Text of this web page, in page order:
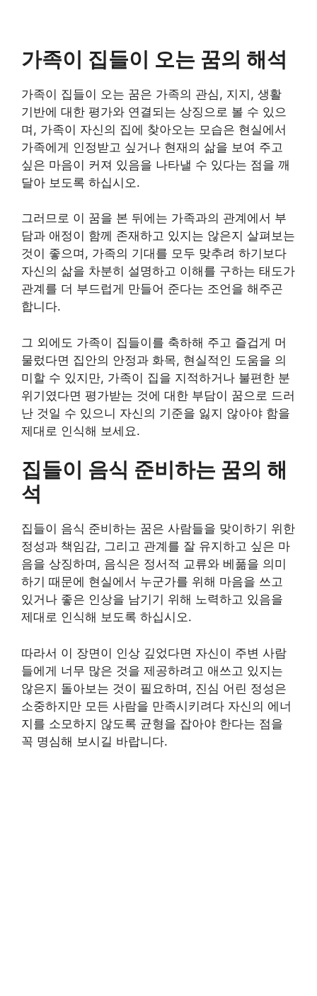
가족이 집들이 오는 꿈의 해석
가족이 집들이 오는 꿈은 가족의 관심, 지지, 생활
기반에 대한 평가와 연결되는 상징으로 볼 수 있으
며, 가족이 자신의 집에 찾아오는 모습은 현실에서
가족에게 인정받고 싶거나 현재의 삶을 보여 주고
싶은 마음이 커져 있음을 나타낼 수 있다는 점을 깨
달아 보도록 하십시오.
그러므로 이 꿈을 본 뒤에는 가족과의 관계에서 부
담과 애정이 함께 존재하고 있지는 않은지 살펴보는
것이 좋으며, 가족의 기대를 모두 맞추려 하기보다
자신의 삶을 차분히 설명하고 이해를 구하는 태도가
관계를 더 부드럽게 만들어 준다는 조언을 해주곤
합니다.
그 외에도 가족이 집들이를 축하해 주고 즐겁게 머
물렀다면 집안의 안정과 화목, 현실적인 도움을 의
미할 수 있지만, 가족이 집을 지적하거나 불편한 분
위기였다면 평가받는 것에 대한 부담이 꿈으로 드러
난 것일 수 있으니 자신의 기준을 잃지 않아야 함을
제대로 인식해 보세요.
집들이 음식 준비하는 꿈의 해
석
집들이 음식 준비하는 꿈은 사람들을 맞이하기 위한
정성과 책임감, 그리고 관계를 잘 유지하고 싶은 마
음을 상징하며, 음식은 정서적 교류와 베풂을 의미
하기 때문에 현실에서 누군가를 위해 마음을 쓰고
있거나 좋은 인상을 남기기 위해 노력하고 있음을
제대로 인식해 보도록 하십시오.
따라서 이 장면이 인상 깊었다면 자신이 주변 사람
들에게 너무 많은 것을 제공하려고 애쓰고 있지는
않은지 돌아보는 것이 필요하며, 진심 어린 정성은
소중하지만 모든 사람을 만족시키려다 자신의 에너
지를 소모하지 않도록 균형을 잡아야 한다는 점을
꼭 명심해 보시길 바랍니다.